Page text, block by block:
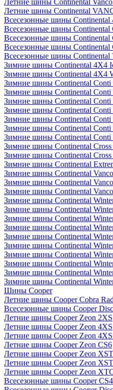
Летние шины Continental Vanco
Летние шины Continental
Всесезонные шины Continental
Всесезонные шины Continental
Всесезонные шины Continental
Всесезонные шины Continental
Всесезонные шины Continental
Зимние шины Continental 4X4
Зимние шины Continental 4X4
Зимние шины Continental Conti
Зимние шины Continental Conti
Зимние шины Continental Conti
Зимние шины Continental Conti
Зимние шины Continental Conti
Зимние шины Continental Conti
Зимние шины Continental Conti
Зимние шины Continental
Зимние шины Continental Cross
Зимние шины Continental
Зимние шины Continental
Зимние шины Continental
Зимние шины Continental
Зимние шины Continental
Зимние шины Continental
Зимние шины Continental
Зимние шины Continental
Зимние шины Continental
Зимние шины Continental
Зимние шины Continental
Зимние шины Continental
Зимние шины Continental
Зимние шины Continental
Шины Cooper
Летние шины Cooper Cobra
Всесезонные шины Cooper
Летние шины Cooper Zeon 2XS
Летние шины Cooper Zeon 4XS
Летние шины Cooper Zeon
Летние шины Cooper Zeon CS6
Летние шины Cooper Zeon XST
Летние шины Cooper Zeon
Летние шины Cooper Zeon
Всесезонные шины Cooper